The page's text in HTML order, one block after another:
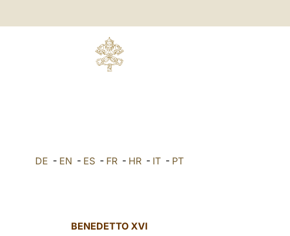
DE - EN - ES- FR- HR- IT- PT
BENEDETTO XVI